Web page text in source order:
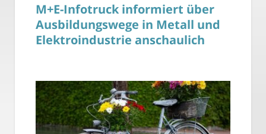
M+E-Infotruck informiert über
Ausbildungswege in Metall und
Elektroindustrie anschaulich